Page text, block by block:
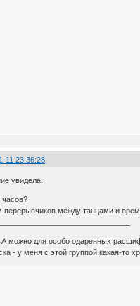
11 23:36:28
увидела.
часов?
перерывчиков между танцами и
. А можно для особо одаренных
- у меня с этой группой какая-то